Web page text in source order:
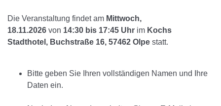
Die Veranstaltung findet am Mittwoch,
18.11.2026 von 14:30 bis 17:45 Uhr im Kochs
Stadthotel, Buchstraße 16, 57462 Olpe statt.
Bitte geben Sie Ihren vollständigen Namen und Ihre
Daten ein.